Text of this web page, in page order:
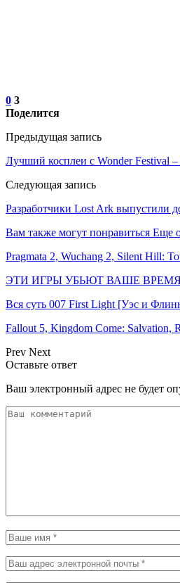
0 3
Поделится
Предыдущая запись
Лучший косплеи с Wonder Festival –
Следующая запись
Разработчики Lost Ark выпустили
Вам также могут понравиться Еще
Pragmata 2, Wuchang 2, Silent
ЭТИ ИГРЫ УБЬЮТ ВАШЕ ВРЕМЯ
Вся суть 007 First Light [Уэс и
Fallout 5, Kingdom Come: Salvation,
Prev Next
Оставьте ответ
Ваш электронный адрес не будет